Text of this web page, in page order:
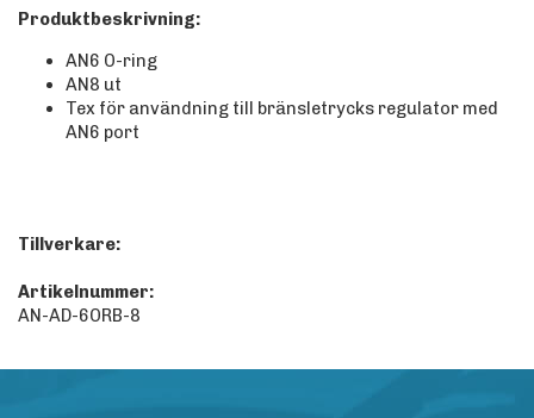
Produktbeskrivning:
AN6 O-ring
AN8 ut
Tex för användning till bränsletrycks regulator med
AN6 port
Tillverkare:
Artikelnummer:
AN-AD-6ORB-8